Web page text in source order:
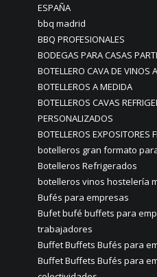
ESPAÑA
bbq madrid
BBQ PROFESIONALES
BODEGAS PARA CASAS
BOTELLERO CAVA DE VINOS
BOTELLEROS A MEDIDA
BOTELLEROS CAVAS
PERSONALIZADOS
BOTELLEROS EXPOSITORES
botelleros gran formato
Botelleros Refrigerados
botelleros vinos hostelería
Bufés para empresas
Bufet bufé buffets para
trabajadores
Buffet Buffets Bufés para
Buffet Buffets Bufés para